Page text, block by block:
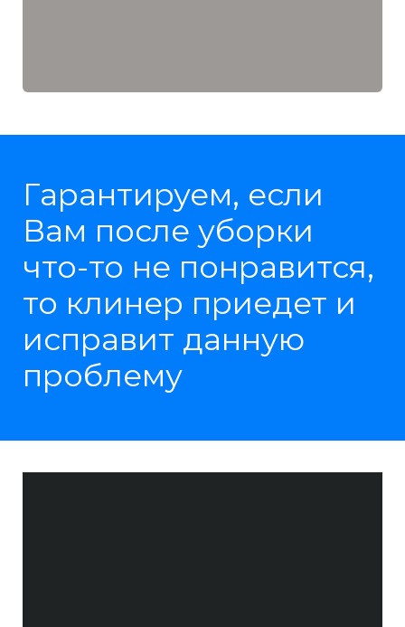
Гарантируем, если
Вам после уборки
что-то не понравится,
то клинер приедет и
исправит данную
проблему